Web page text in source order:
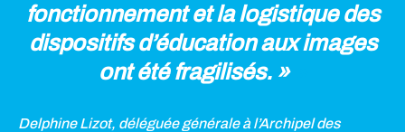
fonctionnement et la logistique des
dispositifs d’éducation aux images
ont été fragilisés. »
Delphine Lizot, déléguée générale à l’Archipel des